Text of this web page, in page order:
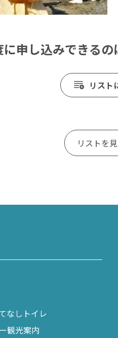
申し込みできるの
リスト
リストを
なしトイレ
観光案内